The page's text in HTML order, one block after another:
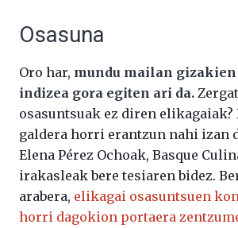
Osasuna
Oro har, mundu mailan
indizea gora egiten ari da.
osasuntsuak ez diren elikagaiak?
galdera horri erantzun nahi izan
Elena Pérez Ochoak, Basque
irakasleak bere tesiaren bidez.
arabera, elikagai osasuntsuen
horri dagokion portaera